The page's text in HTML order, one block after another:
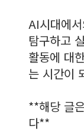
AI시대에
탐구하고
활동에 대
는 시간이
**해당 글
다**